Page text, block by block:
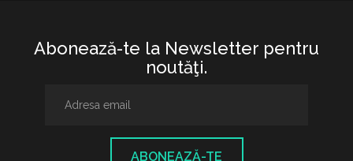
Abonează-te la Newsletter pentru
noutăţi.
ABONEAZĂ-TE